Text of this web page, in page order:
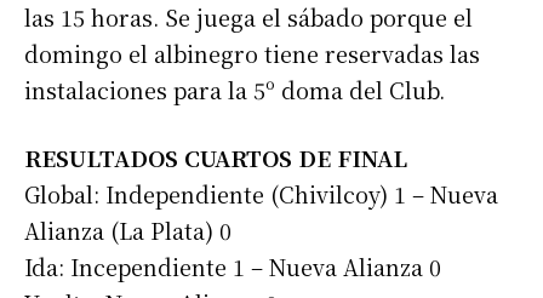
las 15 horas. Se juega el sábado porque el
domingo el albinegro tiene reservadas las
instalaciones para la 5º doma del Club.
RESULTADOS CUARTOS DE FINAL
Global: Independiente (Chivilcoy) 1 – Nueva
Alianza (La Plata) 0
Ida: Incependiente 1 – Nueva Alianza 0